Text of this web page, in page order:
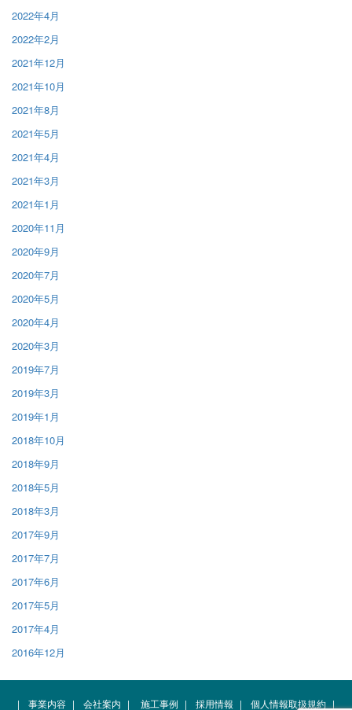
2022年4月
2022年2月
2021年12月
2021年10月
2021年8月
2021年5月
2021年4月
2021年3月
2021年1月
2020年11月
2020年9月
2020年7月
2020年5月
2020年4月
2020年3月
2019年7月
2019年3月
2019年1月
2018年10月
2018年9月
2018年5月
2018年3月
2017年9月
2017年7月
2017年6月
2017年5月
2017年4月
2016年12月
| 事業内容 | 会社案内 | 施工事例 | 採用情報 | 個人情報取扱規約 |